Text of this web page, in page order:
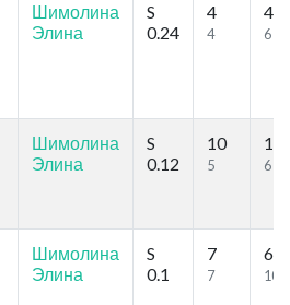
Шимолина
Элина
S
0.24
4
4
49
6
Шимолина
Элина
S
0.12
10
5
18
6
Шимолина
Элина
S
0.1
7
7
60
10